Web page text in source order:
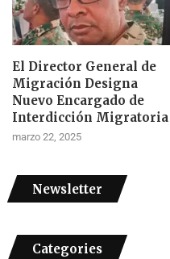
El Director General de
Migración Designa
Nuevo Encargado de
Interdicción Migratoria
marzo 22, 2025
Newsletter
Categories